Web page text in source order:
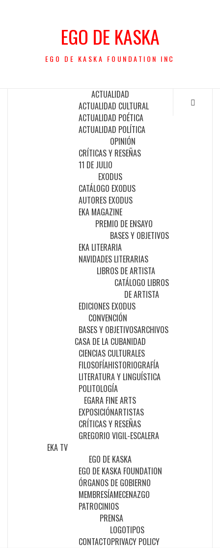
EGO DE KASKA
EGO DE KASKA FOUNDATION INC
ACTUALIDAD
ACTUALIDAD CULTURAL
ACTUALIDAD POÉTICA
ACTUALIDAD POLÍTICA
OPINIÓN
CRÍTICAS Y RESEÑAS
11 DE JULIO
EXODUS
CATÁLOGO EXODUS
AUTORES EXODUS
EKA MAGAZINE
PREMIO DE ENSAYO
BASES Y OBJETIVOS
EKA LITERARIA
NAVIDADES LITERARIAS
LIBROS DE ARTISTA
CATÁLOGO LIBROS
DE ARTISTA
EDICIONES EXODUS
CONVENCIÓN
BASES Y OBJETIVOSARCHIVOS
CASA DE LA CUBANIDAD
CIENCIAS CULTURALES
FILOSOFÍAHISTORIOGRAFÍA
LITERATURA Y LINGUÍSTICA
POLITOLOGÍA
EGARA FINE ARTS
EXPOSICIÓNARTISTAS
CRÍTICAS Y RESEÑAS
GREGORIO VIGIL-ESCALERA
EKA TV
EGO DE KASKA
EGO DE KASKA FOUNDATION
ÓRGANOS DE GOBIERNO
MEMBRESÍAMECENAZGO
PATROCINIOS
PRENSA
LOGOTIPOS
CONTACTOPRIVACY POLICY